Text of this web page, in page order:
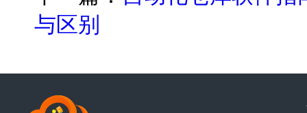
与区别